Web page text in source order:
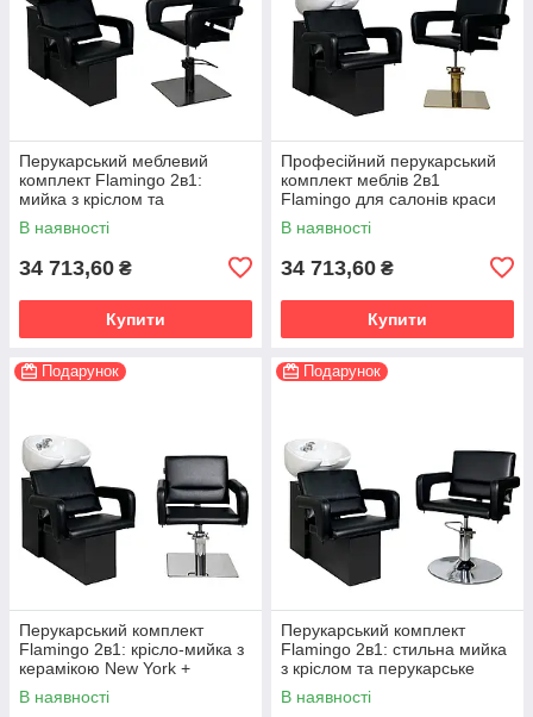
Перукарський меблевий
комплект Flamingo 2в1:
мийка з кріслом та
перукарське крісло
В наявності
34 713,60 ₴
Купити
Професійний перукарський
комплект меблів 2в1
Flamingo для салонів краси
В наявності
34 713,60 ₴
Купити
Подарунок
Перукарський комплект
Flamingo 2в1: крісло-мийка з
керамікою New York +
перукарське крісло квадратна
хромована база
В наявності
Подарунок
Перукарський комплект
Flamingo 2в1: стильна мийка
з кріслом та перукарське
крісло на хромованій
дисковій базі
В наявності